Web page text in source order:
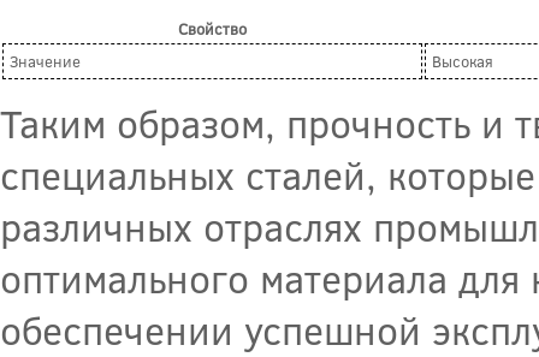
Свойство
Значение
Высокая
Таким образом, прочность и
специальных сталей,
различных отраслях
оптимального материала
обеспечении успешной